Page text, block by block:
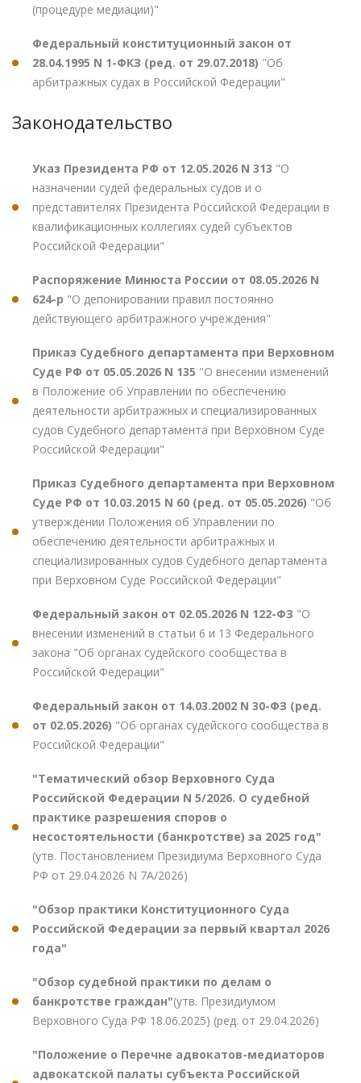
(процедуре медиации)"
Федеральный конституционный закон от
28.04.1995 N 1-ФКЗ (ред. от 29.07.2018) "Об
арбитражных судах в Российской Федерации"
Законодательство
Указ Президента РФ от 12.05.2026 N 313 "О
назначении судей федеральных судов и о
представителях Президента Российской Федерации в
квалификационных коллегиях судей субъектов
Российской Федерации"
Распоряжение Минюста России от 08.05.2026 N
624-р "О депонировании правил постоянно
действующего арбитражного учреждения"
Приказ Судебного департамента при Верховном
Суде РФ от 05.05.2026 N 135 "О внесении изменений
в Положение об Управлении по обеспечению
деятельности арбитражных и специализированных
судов Судебного департамента при Верховном Суде
Российской Федерации"
Приказ Судебного департамента при Верховном
Суде РФ от 10.03.2015 N 60 (ред. от 05.05.2026) "Об
утверждении Положения об Управлении по
обеспечению деятельности арбитражных и
специализированных судов Судебного департамента
при Верховном Суде Российской Федерации"
Федеральный закон от 02.05.2026 N 122-ФЗ "О
внесении изменений в статьи 6 и 13 Федерального
закона "Об органах судейского сообщества в
Российской Федерации"
Федеральный закон от 14.03.2002 N 30-ФЗ (ред.
от 02.05.2026) "Об органах судейского сообщества в
Российской Федерации"
"Тематический обзор Верховного Суда
Российской Федерации N 5/2026. О судебной
практике разрешения споров о
несостоятельности (банкротстве) за 2025 год"
(утв. Постановлением Президиума Верховного Суда
РФ от 29.04.2026 N 7А/2026)
"Обзор практики Конституционного Суда
Российской Федерации за первый квартал 2026
года"
"Обзор судебной практики по делам о
банкротстве граждан"(утв. Президиумом
Верховного Суда РФ 18.06.2025) (ред. от 29.04.2026)
"Положение о Перечне адвокатов-медиаторов
адвокатской палаты субъекта Российской